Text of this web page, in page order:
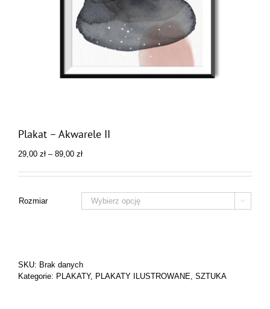
Plakat – Akwarele II
29,00 zł – 89,00 złZakres
od
89,00 zł
Rozmiar 
SKU: Brak danych
Kategorie: PLAKATY, PLAKATY ILUSTROWANE, SZTUKA